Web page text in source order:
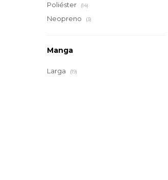
Poliéster (14)
Neopreno (3)
Manga
Larga (19)